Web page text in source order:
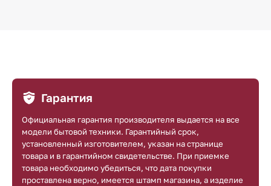
Гарантия
Официальная гарантия производителя выдается на все
модели бытовой техники. Гарантийный срок,
установленный изготовителем, указан на странице
товара и в гарантийном свидетельстве. При приемке
товара необходимо убедиться, что дата покупки
проставлена верно, имеется штамп магазина, а изделие